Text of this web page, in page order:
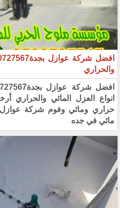
والحراري
انواع العزل المائي
حراري ومائي وفوم شركة
مائي في جده